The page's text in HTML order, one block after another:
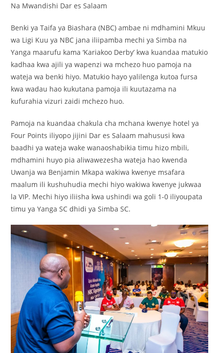
Na Mwandishi Dar es Salaam
Benki ya Taifa ya Biashara (NBC) ambae ni mdhamini Mkuu
wa Ligi Kuu ya NBC jana iliipamba mechi ya Simba na
Yanga maarufu kama ‘Kariakoo Derby’ kwa kuandaa matukio
kadhaa kwa ajili ya wapenzi wa mchezo huo pamoja na
wateja wa benki hiyo. Matukio hayo yalilenga kutoa fursa
kwa wadau hao kukutana pamoja ili kuutazama na
kufurahia vizuri zaidi mchezo huo.
Pamoja na kuandaa chakula cha mchana kwenye hotel ya
Four Points iliyopo jijini Dar es Salaam mahususi kwa
baadhi ya wateja wake wanaoshabikia timu hizo mbili,
mdhamini huyo pia aliwawezesha wateja hao kwenda
Uwanja wa Benjamin Mkapa wakiwa kwenye msafara
maalum ili kushuhudia mechi hiyo wakiwa kwenye jukwaa
la VIP. Mechi hiyo iliisha kwa ushindi wa goli 1-0 iliyoupata
timu ya Yanga SC dhidi ya Simba SC.